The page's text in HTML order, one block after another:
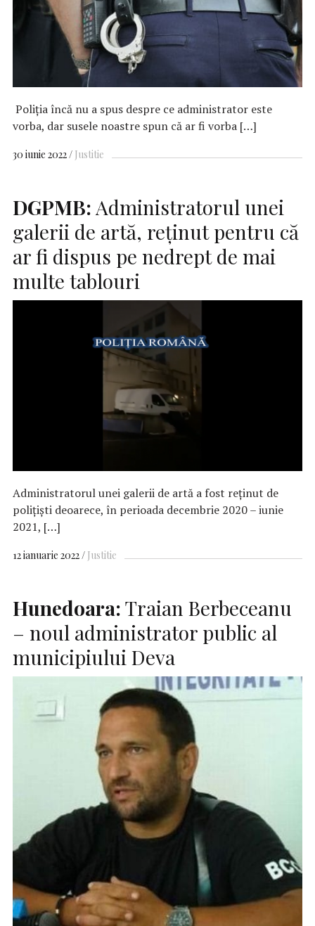
Poliţia încă nu a spus despre ce administrator este
vorba, dar susele noastre spun că ar fi vorba […]
30 iunie 2022 Justitie
DGPMB: Administratorul unei
galerii de artă, reţinut pentru că
ar fi dispus pe nedrept de mai
multe tablouri
Administratorul unei galerii de artă a fost reţinut de
poliţişti deoarece, în perioada decembrie 2020 – iunie
2021, […]
12 ianuarie 2022 Justitie
Hunedoara:Traian Berbeceanu
– noul administrator public al
municipiului Deva